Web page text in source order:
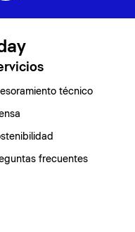
técnico
frecuentes